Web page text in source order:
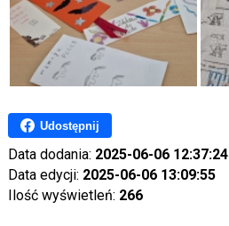
Udostępnij
Data dodania: 2025-06-06 12:37:24
Data edycji: 2025-06-06 13:09:55
Ilość wyświetleń: 266